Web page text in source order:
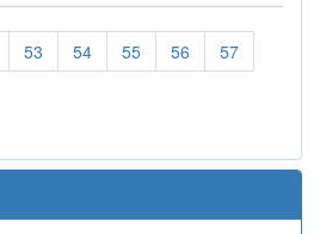
53 54 55 56
57